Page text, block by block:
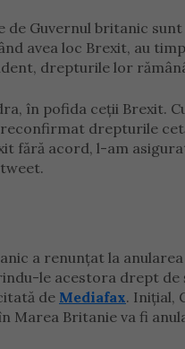
de Guvernul britanic
avea loc Brexit, au
drepturile lor
în pofida ceţii Brexit.
reconfirmat drepturile
fără acord, l-am
a renunţat la
le acestora drept
de Mediafax. Inițial,
Marea Britanie va fi